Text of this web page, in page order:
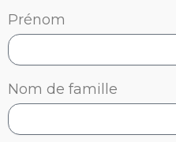
Prénom
Nom de famille